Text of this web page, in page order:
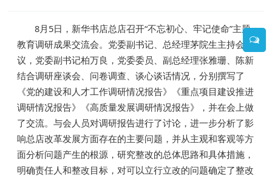
8月5日，新华书店总店召开“不忘初心、牢记使命”主题
教育调研成果交流会。党委副书记、总经理茅院生主持会
议，党委副书记柏万良，党委委员、副总经理张雅珊、陈新
结合调研座谈会、问卷调查、谈心谈话情况，分别撰写了
《党的建设和人才工作调研情况报告》《重点项目建设推进
调研情况报告》《高质量发展调研情况报告》，并在会上做
了交流。与会人员对调研报告进行了讨论，进一步分析了影
响总店改革发展方面存在的主要问题，并从主观和客观等方
面分析问题产生的根源，研究整改的总体思路和具体措施，
明确责任人和整改目标，对可以立行立改的问题确定了整改